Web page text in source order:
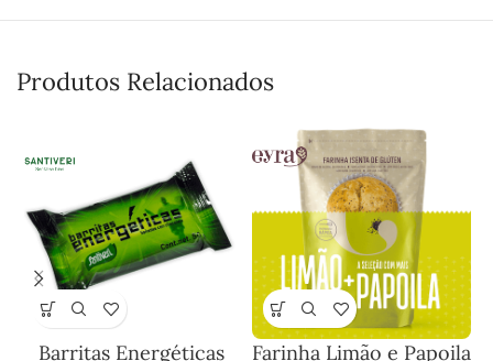
Produtos Relacionados
Barritas Energéticas Farinha Limão e Papoila